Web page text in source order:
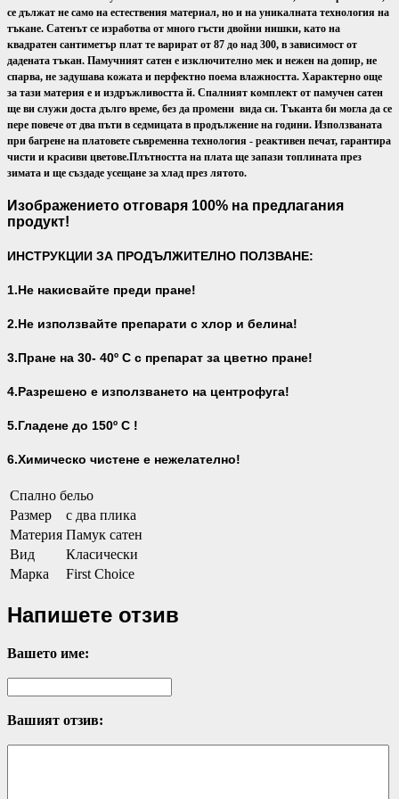
се дължат не само на естествения материал, но и на уникалната технология на
тъкане. Сатенът се изработва от много гъсти двойни нишки, като на
квадратен сантиметър плат те варират от 87 до над 300, в зависимост от
дадената тъкан. Памучният сатен е изключително мек и нежен на допир, не
спарва, не задушава кожата и перфектно поема влажността. Характерно още
за тази материя е и издръжливостта й. Спалният комплект от памучен сатен
ще ви служи доста дълго време, без да промени вида си. Тъканта би могла да се
пере повече от два пъти в седмицата в продължение на години. Използваната
при багрене на платовете съвременна технология - реактивен печат, гарантира
чисти и красиви цветове.Плътността на плата ще запази топлината през
зимата и ще създаде усещане за хлад през лятото.
Изображението отговаря 100% на предлагания
продукт!
ИНСТРУКЦИИ ЗА ПРОДЪЛЖИТЕЛНО ПОЛЗВАНЕ:
1.Не накисвайте преди пране!
2.Не използвайте препарати с хлор и белина!
3.Пране на 30- 40º С с препарат за цветно пране!
4.Разрешено е използването на центрофуга!
5.Гладене до 150º С !
6.Химическо чистене е нежелателно!
Спално бельо
Размер
с два плика
Материя Памук сатен
Вид
Класически
Марка
First Choice
Напишете отзив
Вашето име:
Вашият отзив: